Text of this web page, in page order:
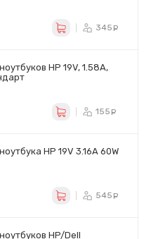
345
HP 19V, 1.58A,
155
HP 19V 3.16A 60W
545
HP/Dell